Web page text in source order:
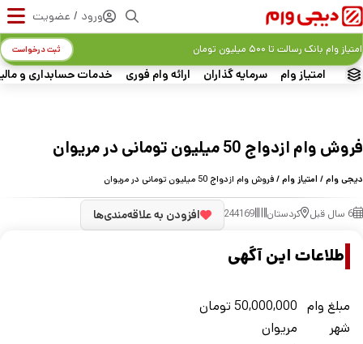
ورود / عضویت
امتیاز وام سرمایه گذاران ارائه وام فوری خدمات حسابداری و
امتیاز وام بانک رسالت تا ۵۰۰ میلیون تومان ثبت درخواست
فروش وام ازدواج 50 میلیون تومانی در مریوان
دیجی وام/ امتیاز وام/ فروش وام ازدواج 50 میلیون تومانی در مریوان
6 سال قبل کردستان 244169 افزودن به علاقه‌مندی‌ها
اطلاعات این آگهی
مبلغ وام 50,000,000 تومان
شهر
مريوان